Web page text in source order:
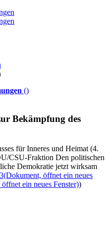
()
Bekämpfung des
für Inneres und Heimat (4.
CSU-Fraktion Den politischen
Demokratie jetzt wirksam
(Dokument, öffnet ein neues
ein neues Fenster))